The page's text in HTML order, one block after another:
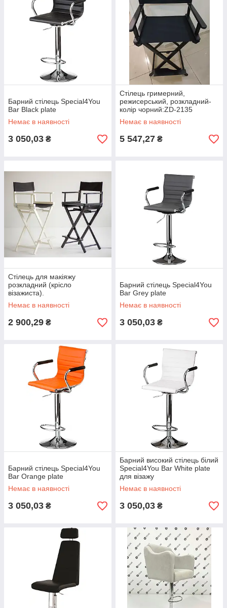
Барний стілець Special4You
Bar Black plate
Немає в наявності
3 050,03 ₴
Стілець гримерний,
режисерський, розкладний-
колір чорний:ZD-2135
Немає в наявності
5 547,27 ₴
Стілець для макіяжу
розкладний (крісло
візажиста).
Немає в наявності
2 900,29 ₴
Барний стілець Special4You
Bar Grey plate
Немає в наявності
3 050,03 ₴
Барний стілець Special4You
Bar Orange plate
Немає в наявності
3 050,03 ₴
Барний високий стілець білий
Special4You Bar White plate
для візажу
Немає в наявності
3 050,03 ₴